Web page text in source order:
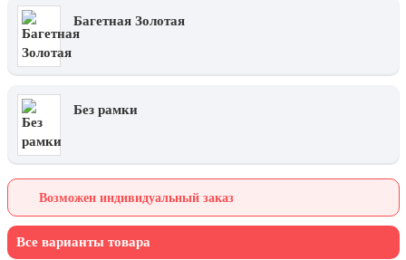
парада на Красной площади
7 ноября, День Октябрьской
10 ноября, День сотрудника органов
внутренних дел РФ
13 ноября, День Войск РХБЗ
День матери (последнее воскресенье
Багетная Золотая
Без рамки
Возможен индивидуальный заказ
Все варианты товара